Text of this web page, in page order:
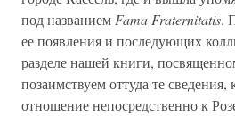
под названием Fama Fraternitatis.
ее появления и последующих
разделе нашей книги,
позаимствуем оттуда те
отношение непосредственно к